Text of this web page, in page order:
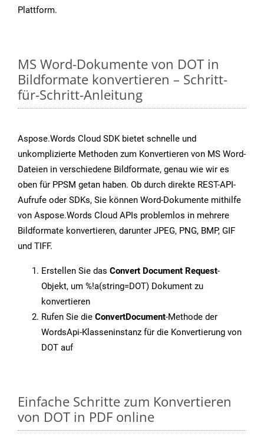
Plattform.
MS Word-Dokumente von DOT in
Bildformate konvertieren – Schritt-
für-Schritt-Anleitung
Aspose.Words Cloud SDK bietet schnelle und
unkomplizierte Methoden zum Konvertieren von MS Word-
Dateien in verschiedene Bildformate, genau wie wir es
oben für PPSM getan haben. Ob durch direkte REST-API-
Aufrufe oder SDKs, Sie können Word-Dokumente mithilfe
von Aspose.Words Cloud APIs problemlos in mehrere
Bildformate konvertieren, darunter JPEG, PNG, BMP, GIF
und TIFF.
Erstellen Sie das Convert Document Request-
Objekt, um %!a(string=DOT) Dokument zu
konvertieren
Rufen Sie die ConvertDocument-Methode der
WordsApi-Klasseninstanz für die Konvertierung von
DOT auf
Einfache Schritte zum Konvertieren
von DOT in PDF online